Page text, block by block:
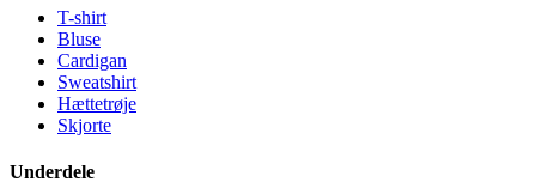
T-shirt
Bluse
Cardigan
Sweatshirt
Hættetrøje
Skjorte
Underdele